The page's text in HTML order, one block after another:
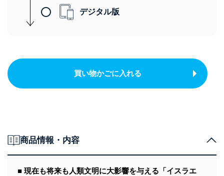
デジタル版
買い物かごに入れる
商品情報・内容
■ 現在も将来も人類文明に大影響を与える「イスラエ